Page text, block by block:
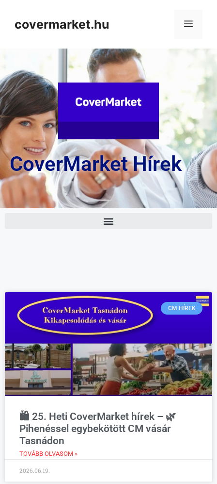
covermarket.hu
CoverMarket Hírek
CM HÍREK
🛍️ 25. Heti CoverMarket hírek – 🌿
Pihenéssel egybekötött CM vásár
Tasnádon
TOVÁBB OLVASOM »
2026.06.19.